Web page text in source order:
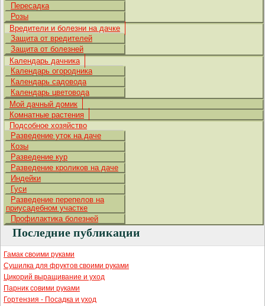
Пересадка
Розы
Вредители и болезни на дачке
Защита от вредителей
Защита от болезней
Календарь дачника
Календарь огородника
Календарь садовода
Календарь цветовода
Мой дачный домик
Комнатные растения
Подсобное хозяйство
Разведение уток на даче
Козы
Разведение кур
Разведение кроликов на даче
Индейки
Гуси
Разведение перепелов на
приусадебном участке
Профилактика болезней
Последние публикации
Гамак своими руками
Сушилка для фруктов своими руками
Цикорий выращивание и уход
Парник совими руками
Гортензия - Посадка и уход